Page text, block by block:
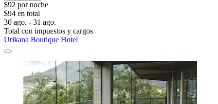
$92 por noche
$94 en total
30 ago. - 31 ago.
Total con impuestos y cargos
Urikana Boutique Hotel